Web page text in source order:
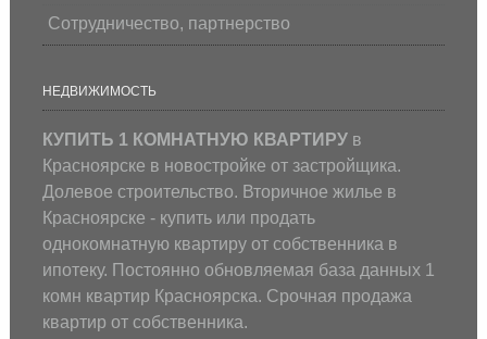
Сотрудничество, партнерство
НЕДВИЖИМОСТЬ
КУПИТЬ 1 КОМНАТНУЮ КВАРТИРУв
Красноярске в новостройке от застройщика.
Долевое строительство. Вторичное жилье в
Красноярске - купить или продать
однокомнатную квартиру от собственника в
ипотеку. Постоянно обновляемая база данных 1
комн квартир Красноярска. Срочная продажа
квартир от собственника.